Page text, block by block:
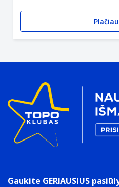
Plačiau
Gaukite GERIAUSIUS